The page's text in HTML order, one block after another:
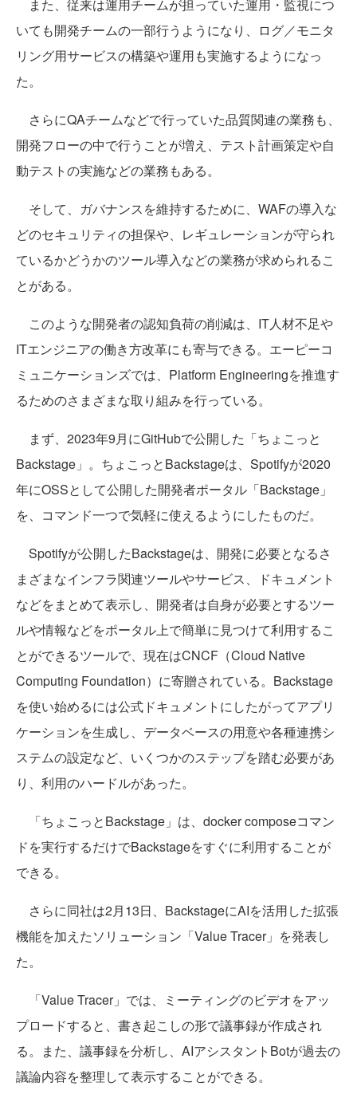
また、従来は運用チームが担っていた運用・監視につ
いても開発チームの一部行うようになり、ログ／モニタ
リング用サービスの構築や運用も実施するようになっ
た。
さらにQAチームなどで行っていた品質関連の業務も、
開発フローの中で行うことが増え、テスト計画策定や自
動テストの実施などの業務もある。
そして、ガバナンスを維持するために、WAFの導入な
どのセキュリティの担保や、レギュレーションが守られ
ているかどうかのツール導入などの業務が求められるこ
とがある。
このような開発者の認知負荷の削減は、IT人材不足や
ITエンジニアの働き方改革にも寄与できる。エーピーコ
ミュニケーションズでは、Platform Engineeringを推進す
るためのさまざまな取り組みを行っている。
まず、2023年9月にGitHubで公開した「ちょこっと
Backstage」。ちょこっとBackstageは、Spotifyが2020
年にOSSとして公開した開発者ポータル「Backstage」
を、コマンド一つで気軽に使えるようにしたものだ。
Spotifyが公開したBackstageは、開発に必要となるさ
まざまなインフラ関連ツールやサービス、ドキュメント
などをまとめて表示し、開発者は自身が必要とするツー
ルや情報などをポータル上で簡単に見つけて利用するこ
とができるツールで、現在はCNCF（Cloud Native
Computing Foundation）に寄贈されている。Backstage
を使い始めるには公式ドキュメントにしたがってアプリ
ケーションを生成し、データベースの用意や各種連携シ
ステムの設定など、いくつかのステップを踏む必要があ
り、利用のハードルがあった。
「ちょこっとBackstage」は、docker composeコマン
ドを実行するだけでBackstageをすぐに利用することが
できる。
さらに同社は2月13日、BackstageにAIを活用した拡張
機能を加えたソリューション「Value Tracer」を発表し
た。
「Value Tracer」では、ミーティングのビデオをアッ
プロードすると、書き起こしの形で議事録が作成され
る。また、議事録を分析し、AIアシスタントBotが過去の
議論内容を整理して表示することができる。